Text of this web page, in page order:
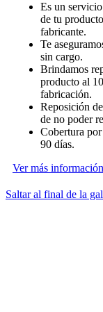
Es un
de tu
fabricante.
Te
sin cargo.
Brindamos
producto al
fabricación.
Reposición
de no poder
Cobertura
90 días.
Ver más
Saltar al final de la